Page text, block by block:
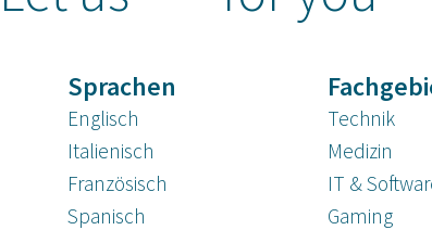
Sprachen
Englisch
Italienisch
Französisch
Spanisch
Technik
Medizin
IT &
Gaming